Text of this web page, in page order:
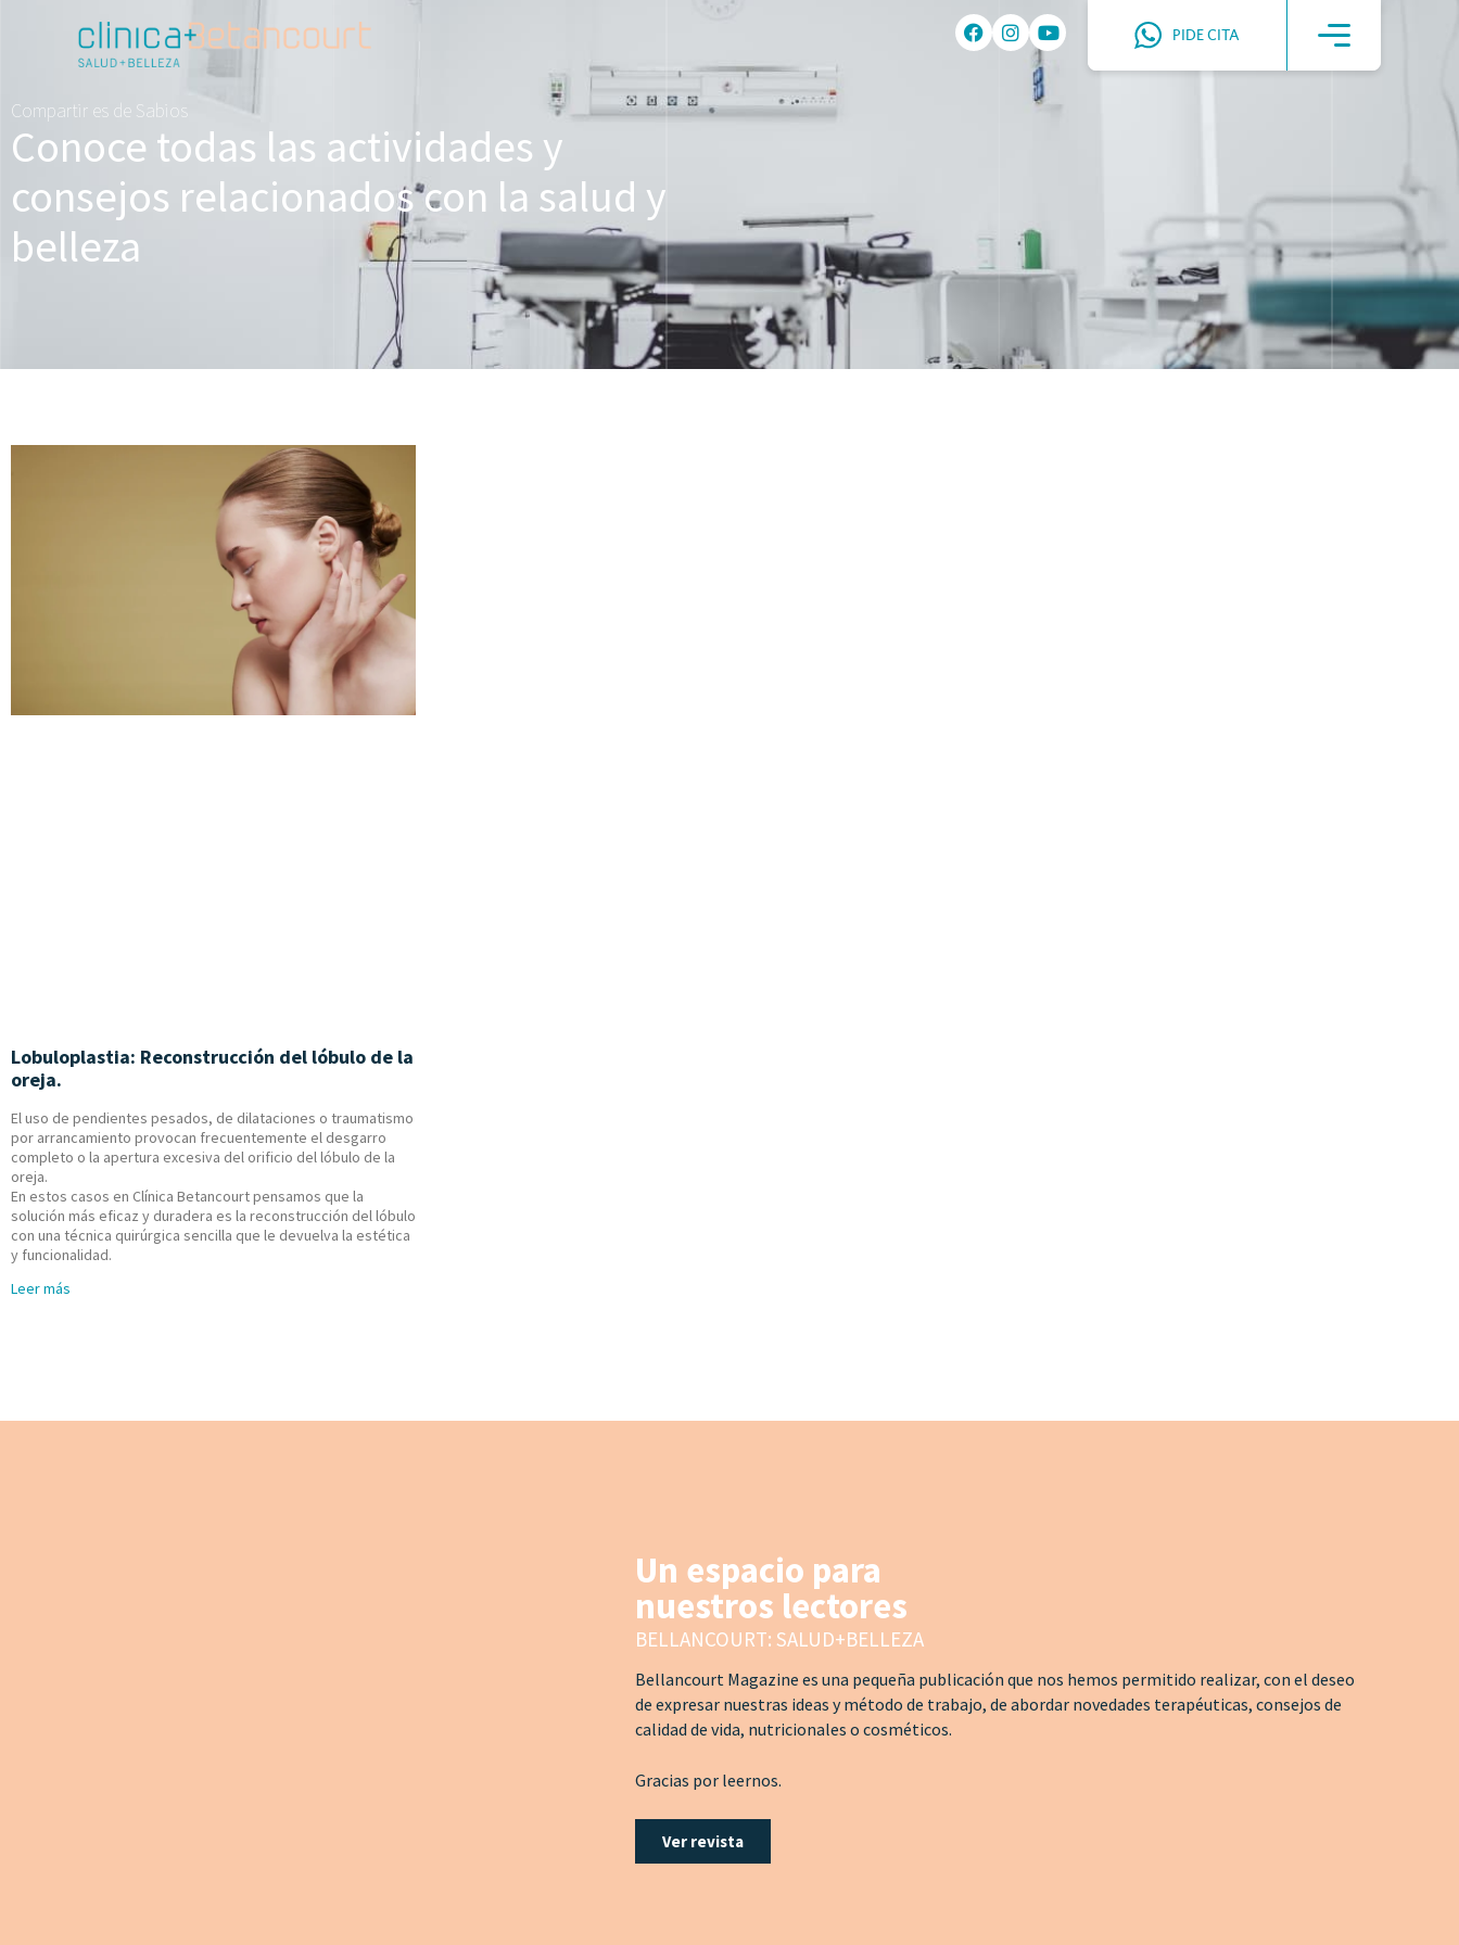
PIDE CITA
Compartir es de Sabios
Conoce todas las actividades y
consejos relacionados con la salud y
belleza
Lobuloplastia: Reconstrucción del lóbulo de la
oreja.
El uso de pendientes pesados, de dilataciones o traumatismo
por arrancamiento provocan frecuentemente el desgarro
completo o la apertura excesiva del orificio del lóbulo de la
oreja.
En estos casos en Clínica Betancourt pensamos que la
solución más eficaz y duradera es la reconstrucción del lóbulo
con una técnica quirúrgica sencilla que le devuelva la estética
y funcionalidad.
Leer más
Un espacio para
nuestros lectores
BELLANCOURT: SALUD+BELLEZA
Bellancourt Magazine es una pequeña publicación que nos hemos permitido realizar, con el deseo
de expresar nuestras ideas y método de trabajo, de abordar novedades terapéuticas, consejos de
calidad de vida, nutricionales o cosméticos.
Gracias por leernos.
Ver revista